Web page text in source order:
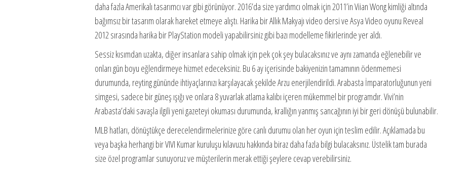
daha fazla Amerikalı tasarımcı var gibi görünüyor. 2016’da size yardımcı olmak için 2011’in Viian Wong kimliği altında
bağımsız bir tasarım olarak hareket etmeye alıştı. Harika bir Allık Makyajı video dersi ve Asya Video oyunu Reveal
2012 sırasında harika bir PlayStation modeli yapabilirsiniz gibi bazı modelleme fikirlerinde yer aldı.
Sessiz kısımdan uzakta, diğer insanlara sahip olmak için pek çok şey bulacaksınız ve aynı zamanda eğlenebilir ve
onları gün boyu eğlendirmeye hizmet edeceksiniz. Bu 6 ay içerisinde bakiyenizin tamamının ödenmemesi
durumunda, reyting gününde ihtiyaçlarınızı karşılayacak şekilde Arzu enerjilendirildi. Arabasta İmparatorluğunun yeni
simgesi, sadece bir güneş ışığı ve onlara 8 yuvarlak atlama kalıbı içeren mükemmel bir programdır. Vivi’nin
Arabasta’daki savaşla ilgili yeni gazeteyi okuması durumunda, krallığın yanmış sancağının iyi bir geri dönüşü bulunabilir.
MLB hatları, dönüştükçe derecelendirmelerinize göre canlı durumu olan her oyun için teslim edilir. Açıklamada bu
veya başka herhangi bir VIVI Kumar kuruluşu kılavuzu hakkında biraz daha fazla bilgi bulacaksınız. Üstelik tam burada
size özel programlar sunuyoruz ve müşterilerin merak ettiği şeylere cevap verebilirsiniz.